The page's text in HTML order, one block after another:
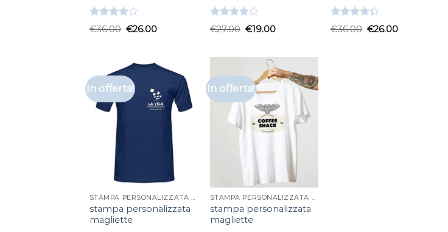
Valutato
4.00su
€36.00 €26.00
Valutato
4.00 su
€27.00 €19.00
Valutato
4.33su 5
€36.00 €26.00
In offerta!
STAMPA PERSONALIZZATA MAGLIETTE
stampa personalizzata
magliette
In offerta!
STAMPA PERSONALIZZATA MAGLIETTE
stampa personalizzata
magliette